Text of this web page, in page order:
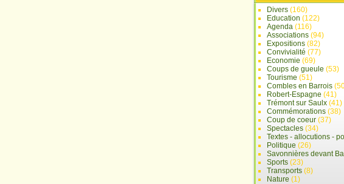
Divers (160)
Education (122)
Agenda (116)
Associations (94)
Expositions (82)
Convivialité (77)
Economie (69)
Coups de gueule (53)
Tourisme (51)
Combles en Barrois
Robert-Espagne (41)
Trémont sur Saulx (41)
Commémorations (38)
Coup de coeur (37)
Spectacles (34)
Textes - allocutions -
Politique (26)
Savonnières devant
Sports (23)
Transports (8)
Nature (1)